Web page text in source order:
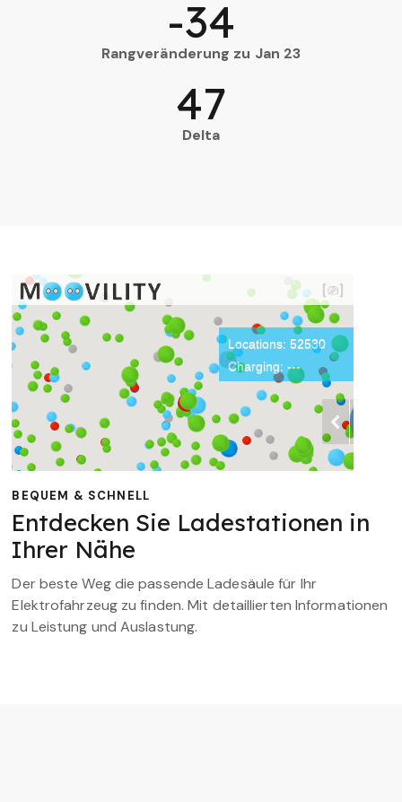
Rangveränderung zu Jan 23
-34
Delta
47
BEQUEM & SCHNELL
Entdecken Sie Ladestationen in
Ihrer Nähe
Der beste Weg die passende Ladesäule für Ihr
Elektrofahrzeug zu finden. Mit detaillierten Informationen
zu Leistung und Auslastung.